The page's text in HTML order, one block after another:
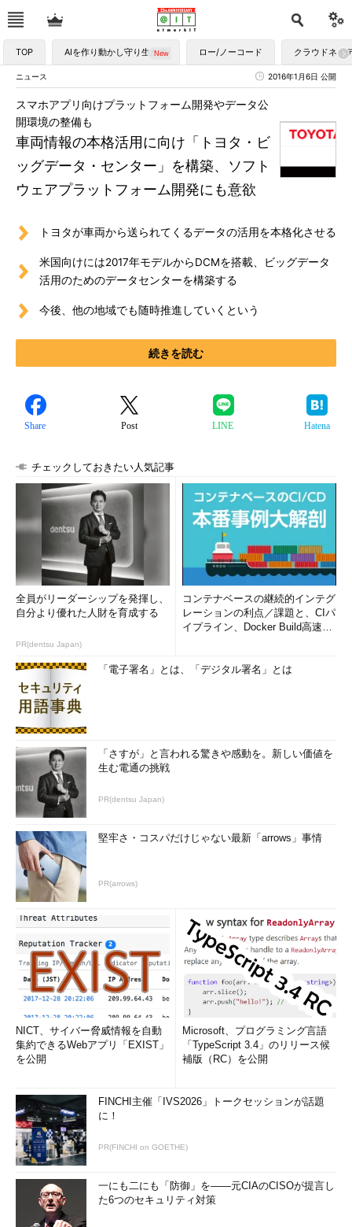
TOP AIを作り動かし守り生かす ロー/ノーコード クラウドネイ
ニュース 2016年1月6日 公開
車両情報の本格活用に向け「トヨタ・ビ
ッグデータ・センター」を構築、ソフト
ウェアプラットフォーム開発にも意欲
スマホアプリ向けプラットフォーム開発やデータ公
開環境の整備も
トヨタが車両から送られてくるデータの活用を本格化させる
米国向けには2017年モデルからDCMを搭載、ビッグデータ
活用のためのデータセンターを構築する
今後、他の地域でも随時推進していくという
続きを読む
Share Post LINE Hatena
チェックしておきたい人気記事
全員がリーダーシップを発揮し、
自分より優れた人財を育成する
PR(dentsu Japan)
コンテナベースの継続的インテグ
レーションの利点／課題と、CIパ
イプライン、Docker Build高速化
「電子署名」とは、「デジタル署名」とは
「さすが」と言われる驚きや感動を。新しい価値を
生む電通の挑戦
PR(dentsu Japan)
堅牢さ・コスパだけじゃない最新「arrows」事情
PR(arrows)
NICT、サイバー脅威情報を自動
集約できるWebアプリ「EXIST」
を公開
Microsoft、プログラミング言語
「TypeScript 3.4」のリリース候
補版（RC）を公開
FINCHI主催「IVS2026」トークセッションが話題
に！
PR(FINCHI on GOETHE)
一にも二にも「防御」を――元CIAのCISOが提言し
た6つのセキュリティ対策